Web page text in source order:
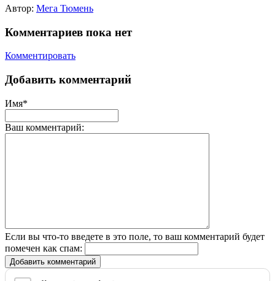
Автор: Мега Тюмень
Комментариев пока нет
Комментировать
Добавить комментарий
Имя*
Ваш комментарий:
Если вы что-то введете в это поле, то ваш комментарий будет
помечен как спам:
Добавить комментарий